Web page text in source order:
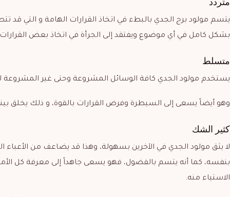
يتسم مولود برج الجدي بالبطء في اتخاذ القرارات الهامة و التي
بشكل كامل في أي موضوع ويفتقد إلى الجرأة في اتخاذ بعض
متسلط
يستخدم مولود الجدي كافة الوسائل المشروعة وحتى غير المشروعة
وهو أيضاً يسعى إلى السيطرة وفرض القرارات بالقوة، و ذلك يخلق
كثير الشك
لا يثق مولود الجدي في الآخرين بسهولة، وهذا قد يضاعف من
بنفسه، كما أنه يتسم بالفضول، فهو يسعى جاهداً إلى معرفة كل
الاستياء منه.